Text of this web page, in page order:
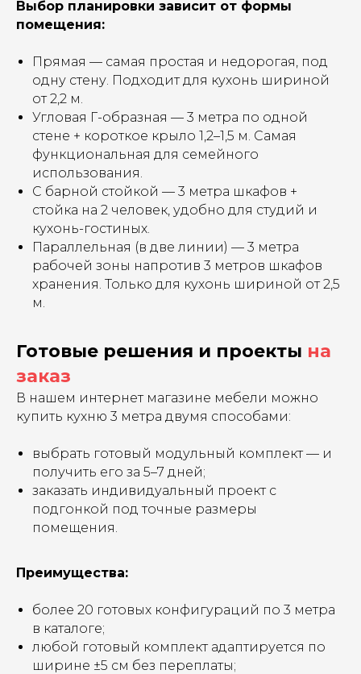
Выбор планировки зависит от формы
помещения:
Прямая — самая простая и недорогая, под
одну стену. Подходит для кухонь шириной
от 2,2 м.
Угловая Г-образная — 3 метра по одной
стене + короткое крыло 1,2–1,5 м. Самая
функциональная для семейного
использования.
С барной стойкой — 3 метра шкафов +
стойка на 2 человек, удобно для студий и
кухонь-гостиных.
Параллельная (в две линии) — 3 метра
рабочей зоны напротив 3 метров шкафов
хранения. Только для кухонь шириной от 2,5
м.
Готовые решения и проекты на
заказ
В нашем интернет магазине мебели можно
купить кухню 3 метра двумя способами:
выбрать готовый модульный комплект — и
получить его за 5–7 дней;
заказать индивидуальный проект с
подгонкой под точные размеры
помещения.
Преимущества:
более 20 готовых конфигураций по 3 метра
в каталоге;
любой готовый комплект адаптируется по
ширине ±5 см без переплаты;